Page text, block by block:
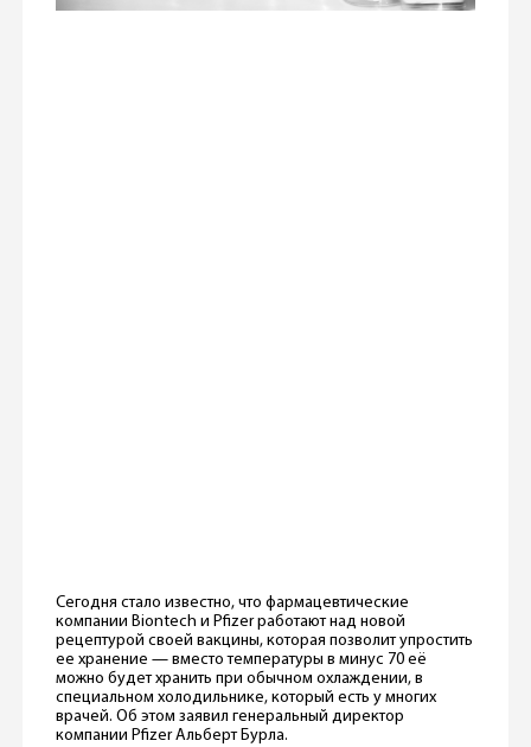
Сегодня стало известно, что фармацевтические
компании Biontech и Pfizer работают над новой
рецептурой своей вакцины, которая позволит упростить
ее хранение — вместо температуры в минус 70 её
можно будет хранить при обычном охлаждении, в
специальном холодильнике, который есть у многих
врачей. Об этом заявил генеральный директор
компании Pfizer Альберт Бурла.